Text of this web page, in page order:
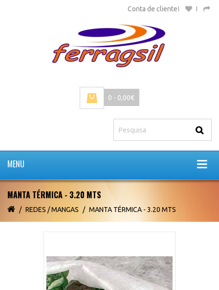
Conta de cliente
0 - 0,00€
MENU
MANTA TÉRMICA - 3.20 MTS
REDES / MANGAS MANTA TÉRMICA - 3.20 MTS